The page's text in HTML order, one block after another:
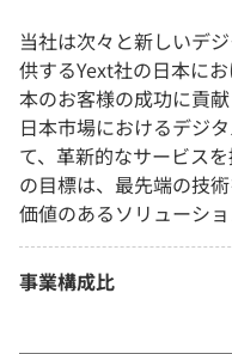
当社は次々と新しいデ
供するYext社の日本に
本のお客様の成功に貢
日本市場におけるデジ
て、革新的なサービス
の目標は、最先端の技
価値のあるソリューシ
事業構成比